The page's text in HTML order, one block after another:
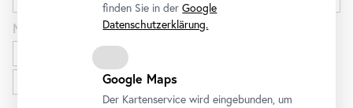
Newsletter
Ausstellungen und Programm
finden Sie in derGoogle
Datenschutzerklärung.
Google Maps
Der Kartenservice wird eingebunden, um